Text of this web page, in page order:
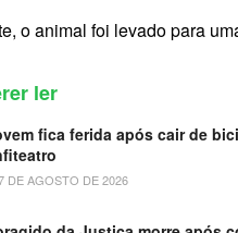
o animal foi levado para
ler
fica ferida após cair de
DE AGOSTO DE 2026